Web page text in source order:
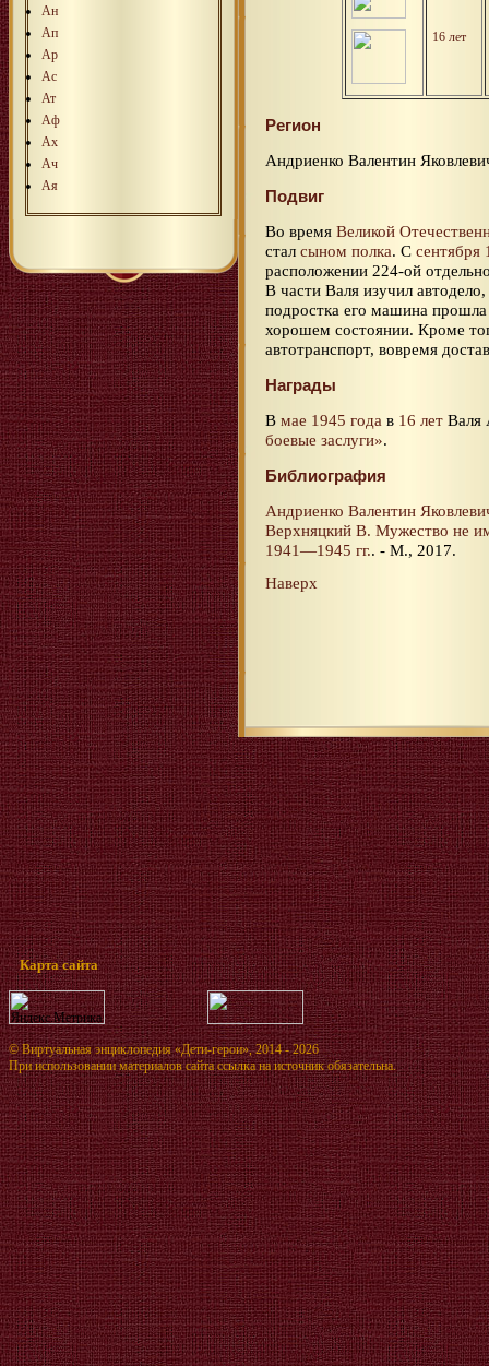
Ан
Ап
Ар
Ас
Ат
Аф
Ах
Ач
Ая
16 лет
Регион
Андриенко Валентин
Подвиг
Во время Великой
стал сыном полка. С сентября
расположении 224-ой
В части Валя изучил
подростка его машина прошла
хорошем состоянии. Кроме
автотранспорт, вовремя
Награды
В мае 1945 года в 16 лет Валя
боевые заслуги».
Библиография
Андриенко Валентин
Верхняцкий В. Мужество не
1941—1945 гг.. - М., 2017.
Наверх
Карта сайта
©Виртуальная энциклопедия «Дети-герои», 2014 - 2026
При использовании материалов сайта ссылка на источник обязательна.